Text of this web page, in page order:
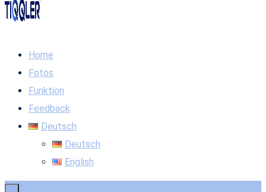
Home
Fotos
Funktion
Feedback
Deutsch
Deutsch
English